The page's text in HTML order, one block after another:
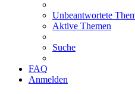
Unbeantwortete
Aktive Themen
Suche
FAQ
Anmelden